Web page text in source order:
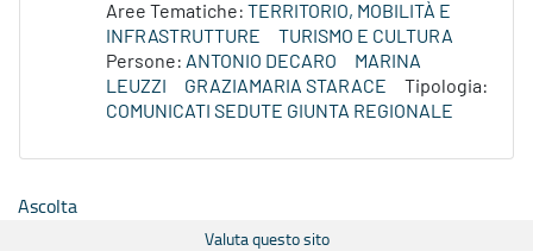
Aree Tematiche: TERRITORIO, MOBILITÀ E
INFRASTRUTTURE
TURISMO E CULTURA
Persone: ANTONIO DECARO
MARINA
LEUZZI
GRAZIAMARIA STARACE
Tipologia:
COMUNICATI SEDUTE GIUNTA REGIONALE
Ascolta
Valuta questo sito